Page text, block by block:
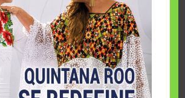
y Make-A-Wish México unieron
realidad el deseo de una …